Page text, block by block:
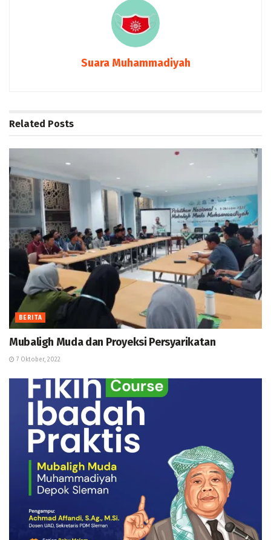
Suara Muhammadiyah
Related Posts
BERITA
Mubaligh Muda dan Proyeksi Persyarikatan
7 Oktober, 2022